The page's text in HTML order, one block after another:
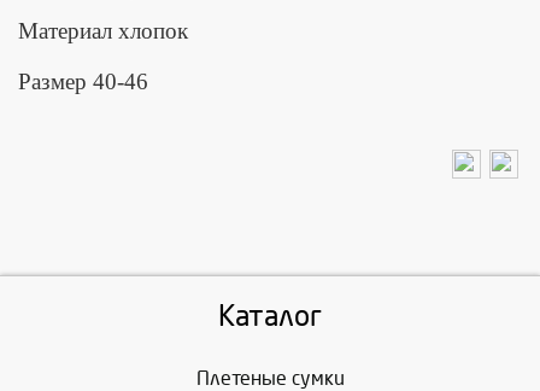
Материал хлопок
Размер 40-46
Каталог
Плетеные сумки